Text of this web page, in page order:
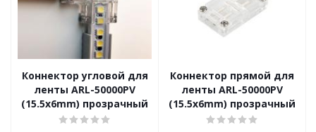
Коннектор угловой для
ленты ARL-50000PV
(15.5x6mm) прозрачный
Коннектор прямой для
ленты ARL-50000PV
(15.5x6mm) прозрачный